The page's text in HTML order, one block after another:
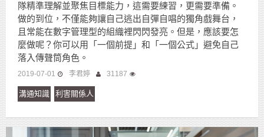
隊精準理解並聚焦目標能力，這需要練習，更需要準備。
做的到位，不僅能夠讓自己逃出自彈自唱的獨角戲舞台，
且常能在數字管理型的組織裡閃閃發亮。但是，應該要怎
麼做呢？你可以用「一個前提」和「一個公式」避免自己
落入傳聲筒角色。
2019-07-01 李君婷 31187
溝通知識 利害關係人